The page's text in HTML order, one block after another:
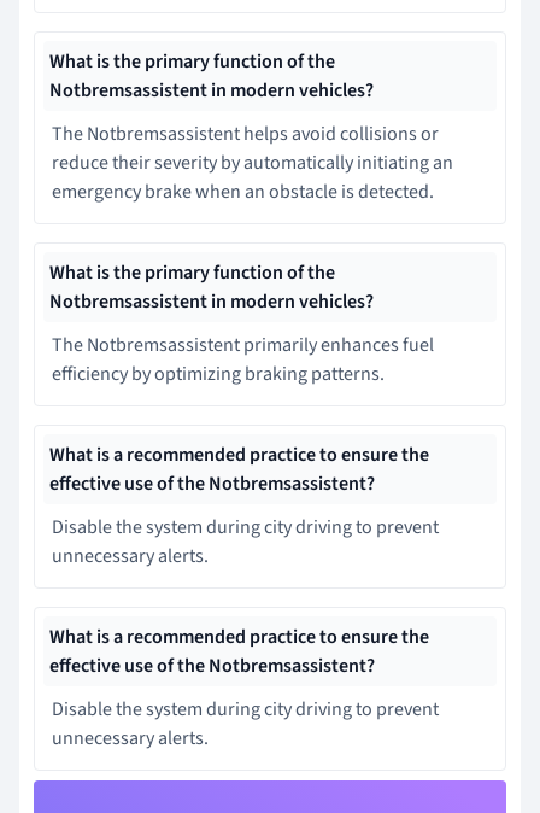
What is the primary function of the
Notbremsassistent in modern vehicles?
The Notbremsassistent helps avoid collisions or
reduce their severity by automatically initiating an
emergency brake when an obstacle is detected.
What is the primary function of the
Notbremsassistent in modern vehicles?
The Notbremsassistent primarily enhances fuel
efficiency by optimizing braking patterns.
What is a recommended practice to ensure the
effective use of the Notbremsassistent?
Disable the system during city driving to prevent
unnecessary alerts.
What is a recommended practice to ensure the
effective use of the Notbremsassistent?
Disable the system during city driving to prevent
unnecessary alerts.